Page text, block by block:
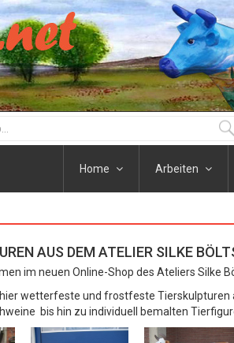
Home Arbeiten
AUS DEM ATELIER SILKE
im neuen Online-Shop des Ateliers Silke
wetterfeste und frostfeste
bis hin zu individuell bemalten